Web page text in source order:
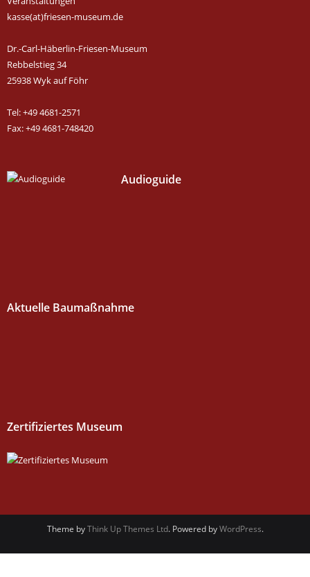
kasse(at)friesen-museum.de
Dr.-Carl-Häberlin-Friesen-Museum
Rebbelstieg 34
25938 Wyk auf Föhr
Tel: +49 4681-2571
Fax: +49 4681-748420
Audioguide
Aktuelle Baumaßnahme
Zertifiziertes Museum
Theme byThink Up Themes Ltd. Powered byWordPress.